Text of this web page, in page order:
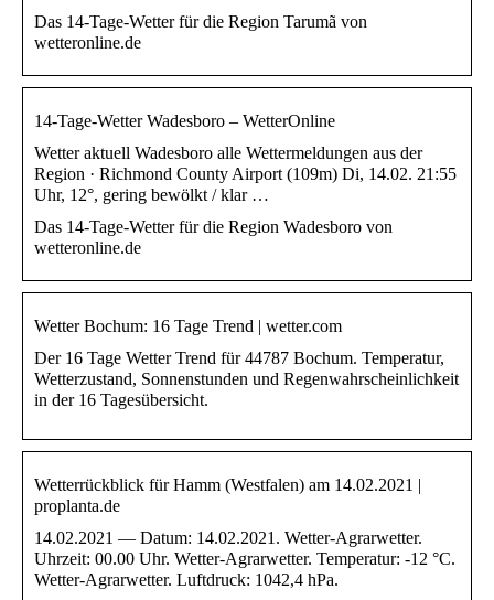
Das 14-Tage-Wetter für die Region Tarumã von
wetteronline.de
14-Tage-Wetter Wadesboro – WetterOnline
Wetter aktuell Wadesboro alle Wettermeldungen aus der
Region · Richmond County Airport (109m) Di, 14.02. 21:55
Uhr, 12°, gering bewölkt / klar …
Das 14-Tage-Wetter für die Region Wadesboro von
wetteronline.de
Wetter Bochum: 16 Tage Trend | wetter.com
Der 16 Tage Wetter Trend für 44787 Bochum. Temperatur,
Wetterzustand, Sonnenstunden und Regenwahrscheinlichkeit
in der 16 Tagesübersicht.
Wetterrückblick für Hamm (Westfalen) am 14.02.2021 |
proplanta.de
14.02.2021 — Datum: 14.02.2021. Wetter-Agrarwetter.
Uhrzeit: 00.00 Uhr. Wetter-Agrarwetter. Temperatur: -12 °C.
Wetter-Agrarwetter. Luftdruck: 1042,4 hPa.